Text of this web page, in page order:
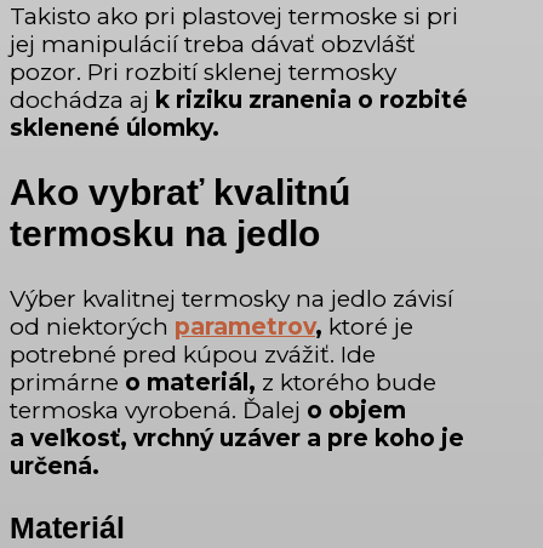
Takisto ako pri plastovej termoske si pri
jej manipulácií treba dávať obzvlášť
pozor. Pri rozbití sklenej termosky
dochádza aj k riziku zranenia o rozbité
sklenené úlomky.
Ako vybrať kvalitnú
termosku na jedlo
Výber kvalitnej termosky na jedlo závisí
od niektorých parametrov, ktoré je
potrebné pred kúpou zvážiť. Ide
primárne o materiál, z ktorého bude
termoska vyrobená. Ďalej o objem
a veľkosť, vrchný uzáver a pre koho je
určená.
Materiál